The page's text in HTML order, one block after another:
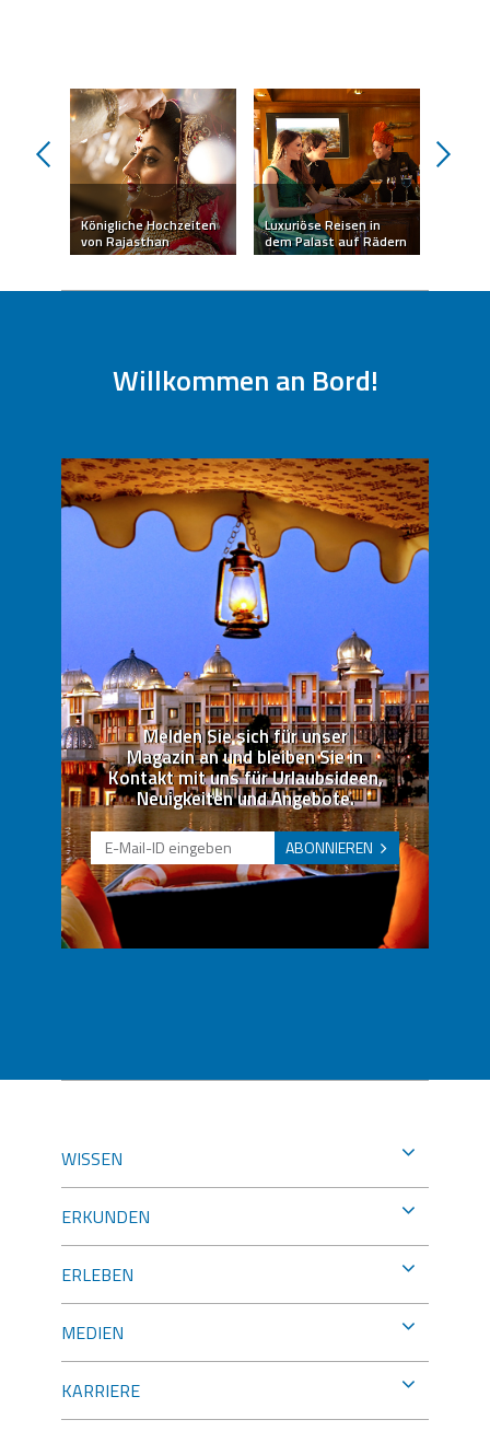
Königliche Hochzeiten
von Rajasthan
Luxuriöse Reisen in
dem Palast auf Rädern
prev
Willkommen an Bord!
Melden Sie sich für unser
Magazin an und bleiben Sie in
Kontakt mit uns für Urlaubsideen,
Neuigkeiten und Angebote.
ABONNIEREN
WISSEN
ERKUNDEN
ERLEBEN
MEDIEN
KARRIERE